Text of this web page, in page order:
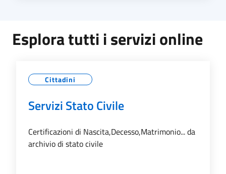
Esplora tutti i servizi online
Cittadini
Servizi Stato Civile
Certificazioni di Nascita,Decesso,Matrimonio... da
archivio di stato civile